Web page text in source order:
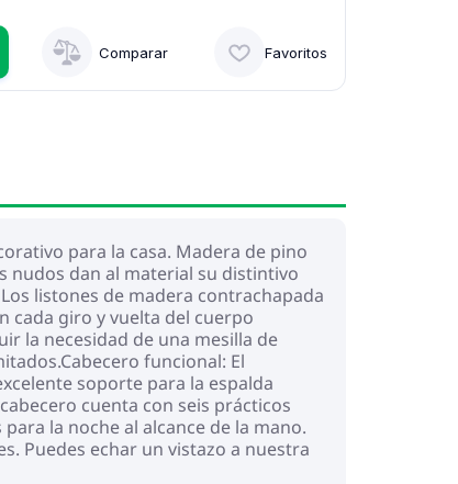
Favoritos
Comparar
para la casa. Madera de pino
nudos dan al material su distintivo
listones de madera contrachapada
cada giro y vuelta del cuerpo
la necesidad de una mesilla de
funcional: El
soporte para la espalda
cuenta con seis prácticos
la noche al alcance de la mano.
Puedes echar un vistazo a nuestra